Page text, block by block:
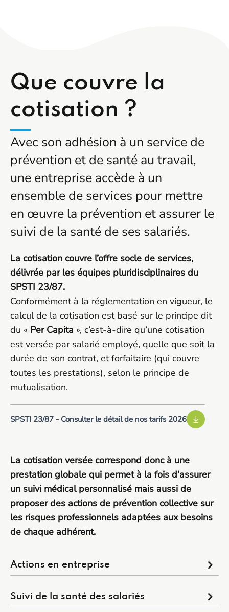
Que couvre la
cotisation ?
Avec son adhésion à un service de
prévention et de santé au travail,
une entreprise accède à un
ensemble de services pour mettre
en œuvre la prévention et assurer le
suivi de la santé de ses salariés.
La cotisation couvre l’offre socle de services,
délivrée par les équipes pluridisciplinaires du
SPSTI 23/87.
Conformément à la réglementation en vigueur, le
calcul de la cotisation est basé sur le principe dit
du « Per Capita », c’est-à-dire qu’une cotisation
est versée par salarié employé, quelle que soit la
durée de son contrat, et forfaitaire (qui couvre
toutes les prestations), selon le principe de
mutualisation.
SPSTI 23/87 - Consulter le détail de nos tarifs 2026
La cotisation versée correspond donc à une
prestation globale qui permet à la fois d’assurer
un suivi médical personnalisé mais aussi de
proposer des actions de prévention collective sur
les risques professionnels adaptées aux besoins
de chaque adhérent.
Actions en entreprise
Suivi de la santé des salariés